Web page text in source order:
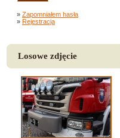
» Zapomniałem hasła
» Rejestracja
Losowe zdjęcie